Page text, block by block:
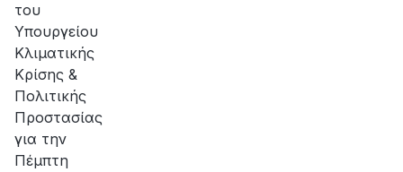
του
Υπουργείου
Κλιματικής
Κρίσης &
Πολιτικής
Προστασίας
για την
Πέμπτη